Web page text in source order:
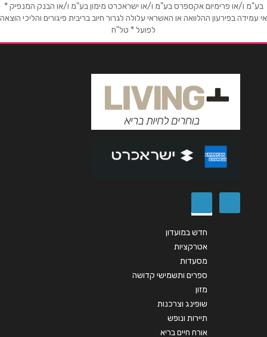
אנא חזרו אלי בקשר ל...
בע"מ ו/או פרימיום אקספרס בע"מ ו/או ישראכרט מימון בע"מ ו/או הבנק המנפיק *
אי עמידה בפירעון ההלוואה או האשראי עלולה לגרור חיוב בריבית פיגורים והליכי הוצאה
לפועל * טל"ח
חדש במועדון
אטרקציות
מסעדות
ספרים ותשמישי קדושה
מזון
שופינג וצרכנות
תיירות ונופש
אורח חיים בריא